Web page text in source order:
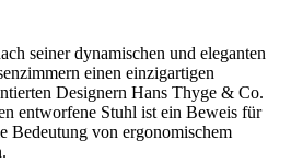
seiner dynamischen und eleganten
einen einzigartigen
Designern Hans Thyge & Co.
entworfene Stuhl ist ein Beweis für
Bedeutung von ergonomischem